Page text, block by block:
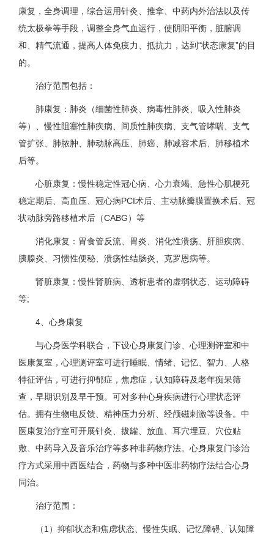
康复，全身调理，综合运用针灸、推拿、中药内外治法以及传
统太极拳等手段，调整全身气血运行，使阴阳平衡，脏腑调
和、精气流通，提高人体免疫力、抵抗力，达到“状态康复”的目
的。
治疗范围包括：
肺康复：肺炎（细菌性肺炎、病毒性肺炎、吸入性肺炎
等）、慢性阻塞性肺疾病、间质性肺疾病、支气管哮喘、支气
管扩张、肺脓肿、肺动脉高压、肺癌、肺减容术后、肺移植术
后等。
心脏康复：慢性稳定性冠心病、心力衰竭、急性心肌梗死
稳定期后、高血压、冠心病PCI术后、主动脉瓣膜置换术后、冠
状动脉旁路移植术后（CABG）等
消化康复：胃食管反流、胃炎、消化性溃疡、肝胆疾病、
胰腺炎、习惯性便秘、溃疡性结肠炎、克罗恩病等。
肾脏康复：慢性肾脏病、透析患者的虚弱状态、运动障碍
等;
4、心身康复
与心身医学科联合，下设心身康复门诊、心理测评室和中
医康复室，心理测评室可进行睡眠、情绪、记忆、智力、人格
特征评估，可进行抑郁症，焦虑症，认知障碍及老年痴呆筛
查，早期识别及早干预。可对多种心身疾病进行心理状态评
估。拥有生物电反馈、精神压力分析、经颅磁刺激等设备。中
医康复治疗室可开展针灸、拔罐、放血、耳穴埋豆、穴位贴
敷、中药导入及音乐治疗等多种非药物疗法。心身康复门诊治
疗方式采用中西医结合，药物与多种中医非药物疗法结合心身
同治。
治疗范围：
（1）抑郁状态和焦虑状态、慢性失眠、记忆障碍、认知障